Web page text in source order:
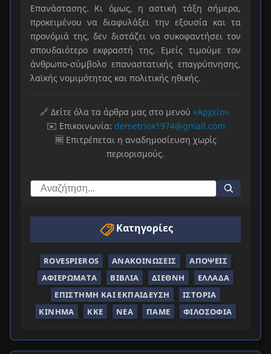
Επανάστασης. Κι όμως, η αστική τάξη σήμερα,
προκειμένου να διαφυλάξει την εξουσία και τα
προνόμιά της, δεν διστάζει να συκοφαντήσει τον
σπουδαιότερο εκφραστή της. Εμείς τιμούμε τον
άνθρωπο-σύμβολο επαναστατικής επαγρύπνησης,
λαϊκής νομιμότητας και πολιτικής ηθικής.
🔗 Δείτε όλα τα άρθρα μας στο μενού «Αρχείο».
✉️ Επικοινωνία: demetriox1974@gmail.com
🆓 Επιτρέπεται η αναδημοσίευση χωρίς
περιορισμούς.
Κατηγορίες
ROVESPIEROS ΑΝΑΚΟΙΝΏΣΕΙΣ
ΑΠΌΨΕΙΣ
ΑΦΙΕΡΏΜΑΤΑ
ΒΙΒΛΊΑ ΔΙΕΘΝΉ
ΕΛΛΆΔΑ
ΕΠΙΣΤΉΜΗ ΚΑΙ ΕΚΠΑΊΔΕΥΣΗ
ΙΣΤΟΡΊΑ
ΚΊΝΗΜΑ
ΚΚΕ ΝΈΑ ΠΑΜΕ ΦΙΛΟΣΟΦΊΑ